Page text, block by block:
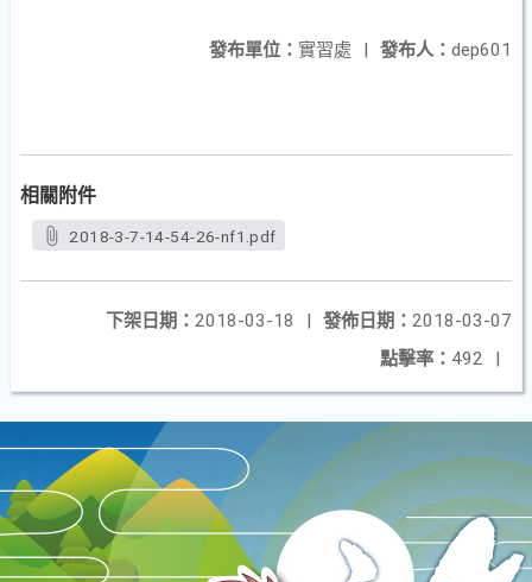
發布人： dep601
發布單位： 實習處 |
相關附件
2018-3-7-14-54-26-nf1.pdf
發佈日期： 2018-03-07
下架日期： 2018-03-18
|
點擊率： 492 |